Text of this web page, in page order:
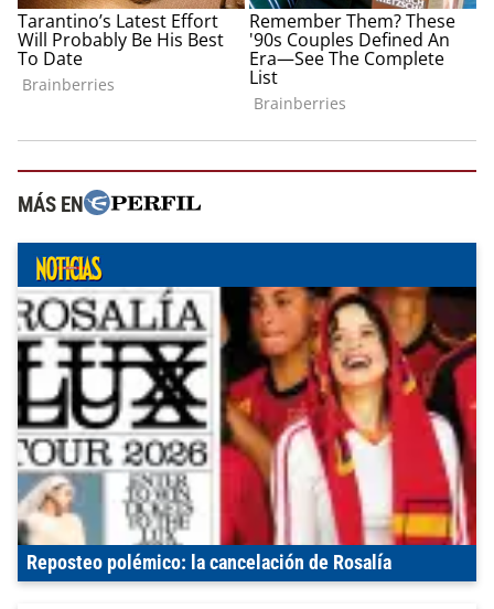
MÁS EN
Reposteo polémico: la cancelación de Rosalía